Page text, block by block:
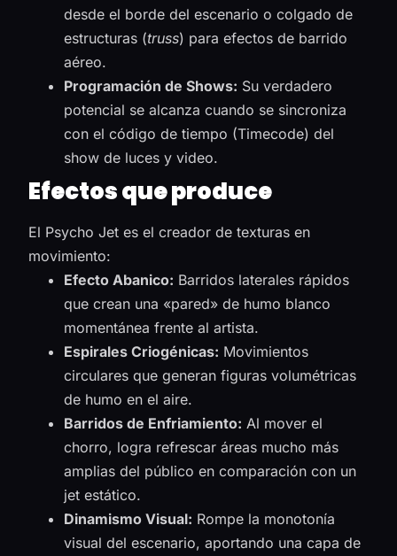
desde el borde del escenario o colgado de
estructuras (truss) para efectos de barrido
aéreo.
Programación de Shows: Su verdadero
potencial se alcanza cuando se sincroniza
con el código de tiempo (Timecode) del
show de luces y video.
Efectos que produce
El Psycho Jet es el creador de texturas en
movimiento:
Efecto Abanico: Barridos laterales rápidos
que crean una «pared» de humo blanco
momentánea frente al artista.
Espirales Criogénicas: Movimientos
circulares que generan figuras volumétricas
de humo en el aire.
Barridos de Enfriamiento: Al mover el
chorro, logra refrescar áreas mucho más
amplias del público en comparación con un
jet estático.
Dinamismo Visual: Rompe la monotonía
visual del escenario, aportando una capa de